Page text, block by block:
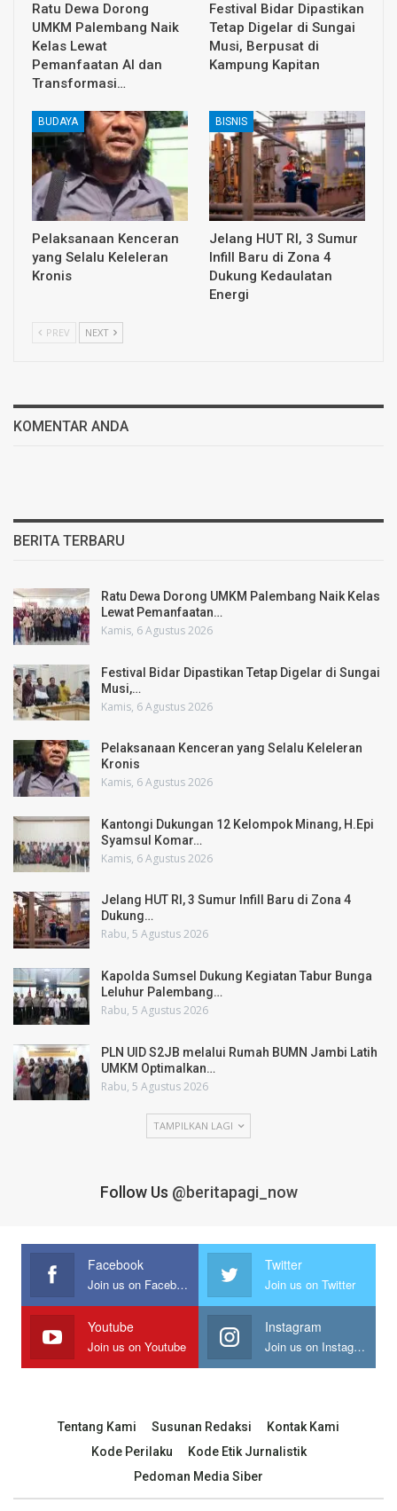
Ratu Dewa Dorong
UMKM Palembang Naik
Kelas Lewat
Pemanfaatan AI dan
Transformasi…
Festival Bidar Dipastikan
Tetap Digelar di Sungai
Musi, Berpusat di
Kampung Kapitan
BUDAYA
Pelaksanaan Kenceran
yang Selalu Keleleran
Kronis
BISNIS
Jelang HUT RI, 3 Sumur
Infill Baru di Zona 4
Dukung Kedaulatan
Energi
PREV NEXT
KOMENTAR ANDA
BERITA TERBARU
Ratu Dewa Dorong UMKM Palembang Naik Kelas
Lewat Pemanfaatan…
Kamis, 6 Agustus 2026
Festival Bidar Dipastikan Tetap Digelar di Sungai
Musi,…
Kamis, 6 Agustus 2026
Pelaksanaan Kenceran yang Selalu Keleleran
Kronis
Kamis, 6 Agustus 2026
Kantongi Dukungan 12 Kelompok Minang, H.Epi
Syamsul Komar…
Kamis, 6 Agustus 2026
Jelang HUT RI, 3 Sumur Infill Baru di Zona 4
Dukung…
Rabu, 5 Agustus 2026
Kapolda Sumsel Dukung Kegiatan Tabur Bunga
Leluhur Palembang…
Rabu, 5 Agustus 2026
PLN UID S2JB melalui Rumah BUMN Jambi Latih
UMKM Optimalkan…
Rabu, 5 Agustus 2026
TAMPILKAN LAGI
Follow Us @beritapagi_now
Facebook
Join us on Facebook
Twitter
Join us on Twitter
Youtube
Join us on Youtube
Instagram
Join us on Instagram
Tentang Kami Susunan Redaksi
Kontak Kami
Kode Perilaku
Kode Etik Jurnalistik
Pedoman Media Siber